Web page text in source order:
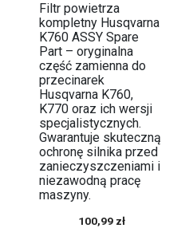
Filtr powietrza
kompletny Husqvarna
K760 ASSY Spare
Part – oryginalna
część zamienna do
przecinarek
Husqvarna K760,
K770 oraz ich wersji
specjalistycznych.
Gwarantuje skuteczną
ochronę silnika przed
zanieczyszczeniami i
niezawodną pracę
maszyny.
100,99 zł